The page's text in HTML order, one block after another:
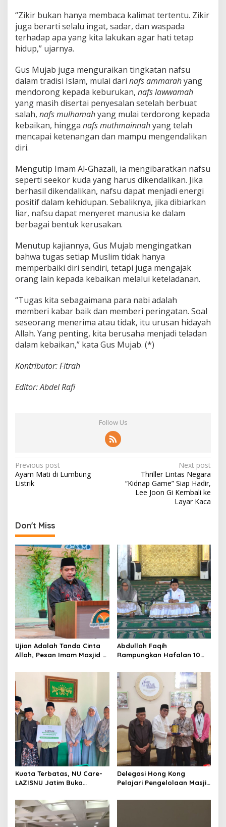
“Zikir bukan hanya membaca kalimat tertentu. Zikir
juga berarti selalu ingat, sadar, dan waspada
terhadap apa yang kita lakukan agar hati tetap
hidup,” ujarnya.
Gus Mujab juga menguraikan tingkatan nafsu
dalam tradisi Islam, mulai dari nafs ammarahyang
mendorong kepada keburukan, nafs lawwamah
yang masih disertai penyesalan setelah berbuat
salah, nafs mulhamahyang mulai terdorong kepada
kebaikan, hingga nafs muthmainnahyang telah
mencapai ketenangan dan mampu mengendalikan
diri.
Mengutip Imam Al-Ghazali, ia mengibaratkan nafsu
seperti seekor kuda yang harus dikendalikan. Jika
berhasil dikendalikan, nafsu dapat menjadi energi
positif dalam kehidupan. Sebaliknya, jika dibiarkan
liar, nafsu dapat menyeret manusia ke dalam
berbagai bentuk kerusakan.
Menutup kajiannya, Gus Mujab mengingatkan
bahwa tugas setiap Muslim tidak hanya
memperbaiki diri sendiri, tetapi juga mengajak
orang lain kepada kebaikan melalui keteladanan.
“Tugas kita sebagaimana para nabi adalah
memberi kabar baik dan memberi peringatan. Soal
seseorang menerima atau tidak, itu urusan hidayah
Allah. Yang penting, kita berusaha menjadi teladan
dalam kebaikan,” kata Gus Mujab. (*)
Kontributor: Fitrah
Editor: Abdel Rafi
Follow Us
P
o
n
a
v
i
g
a
t
i
o
n
Previous post
Ayam Mati di Lumbung
Listrik
Next post
Thriller Lintas Negara
“Kidnap Game” Siap Hadir,
Lee Joon Gi Kembali ke
Layar Kaca
Don't Miss
Ujian Adalah Tanda Cinta
Allah, Pesan Imam Masjid Al
Abdullah Faqih
Rampungkan Hafalan 10
Tahfidz
Kuota Terbatas, NU Care-
LAZISNU Jatim Buka
Delegasi Hong Kong
Pelajari Pengelolaan Masjid